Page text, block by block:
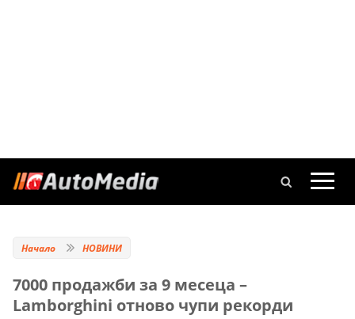
Начало НОВИНИ
7000 продажби за 9 месеца –
Lamborghini отново чупи рекорди